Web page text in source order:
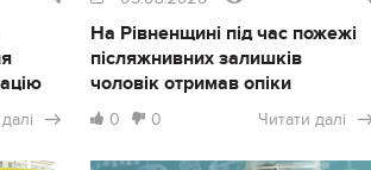
На Рівненщині під час пожежі
післяжнивних залишків
чоловік отримав опіки
0 0 Читати далі